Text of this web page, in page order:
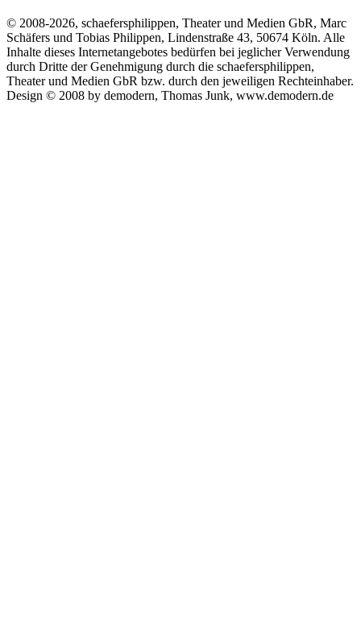
© 2008-2026, schaefersphilippen, Theater und Medien GbR, Marc
Schäfers und Tobias Philippen, Lindenstraße 43, 50674 Köln. Alle
Inhalte dieses Internetangebotes bedürfen bei jeglicher Verwendung
durch Dritte der Genehmigung durch die schaefersphilippen,
Theater und Medien GbR bzw. durch den jeweiligen Rechteinhaber.
Design © 2008 by demodern, Thomas Junk, www.demodern.de